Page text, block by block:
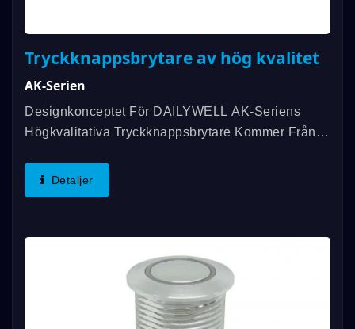
Tryckknappsbrytare av hög kvalitet
AK-Serien
Designkonceptet För DAILYWELL AK-Seriens
Högkvalitativa Tryckknappsbrytare Kommer Från
Dammtät Funktion. Denna Tryckknappsbrytare Har
En Belastning...
Detaljer